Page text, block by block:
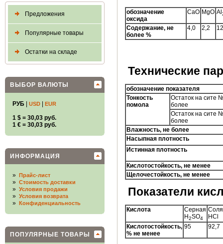
Предложения
Популярные товары
Остатки на складе
ВЫБОР ВАЛЮТЫ
РУБ USD EUR
1 $ = 30,03 руб.
1 € = 30,03 руб.
ИНФОРМАЦИЯ
» Прайс-лист
» Стоимость доставки
» Условия продажи
» Условия возврата
» Конфиденциальность
ПОПУЛЯРНЫЕ ТОВАРЫ
обозначение
оксида
CaO MgO Al
Содержание, не
более %
4,0 2,2
Технические
обозначение показателя
Тонкость
помола
Остаток на сите
более
Остаток на сите
более
Влажность, не более
Насыпная плотность
Истинная плотность
Кислотостойкость, не менее
Щелочестойкость, не менее
Показатели
Кислота
Серная
H2SO4
HCl
Кислотостойкость,
% не менее
95 92,7